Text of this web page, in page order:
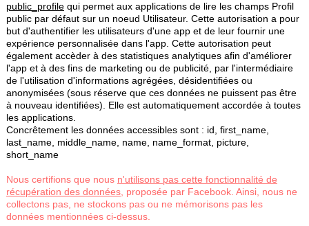
public_profile qui permet aux applications de lire les champs Profil
public par défaut sur un noeud Utilisateur. Cette autorisation a pour
but d'authentifier les utilisateurs d'une app et de leur fournir une
expérience personnalisée dans l'app. Cette autorisation peut
également accèder à des statistiques analytiques afin d'améliorer
l'app et à des fins de marketing ou de publicité, par l'intermédiaire
de l'utilisation d'informations agrégées, désidentifiées ou
anonymisées (sous réserve que ces données ne puissent pas être
à nouveau identifiées). Elle est automatiquement accordée à toutes
les applications.
Concrêtement les données accessibles sont : id, first_name,
last_name, middle_name, name, name_format, picture,
short_name
Nous certifions que nous n'utilisons pas cette fonctionnalité de
récupération des données , proposée par Facebook. Ainsi, nous ne
collectons pas, ne stockons pas ou ne mémorisons pas les
données mentionnées ci-dessus.